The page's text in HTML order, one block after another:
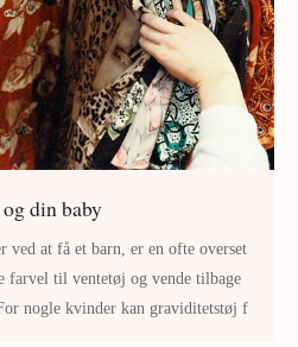
din baby
ved at få et barn, er en ofte overset
farvel til ventetøj og vende tilbage
nogle kvinder kan graviditetstøj f